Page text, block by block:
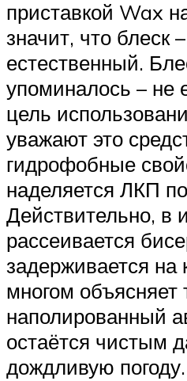
приставкой Wax
значит, что блеск
естественный.
упоминалось – не
цель
уважают это
гидрофобные
наделяется ЛКП
Действительно, в
рассеивается
задерживается на
многом объясняет
наполированный
остаётся чистым
дождливую погоду.